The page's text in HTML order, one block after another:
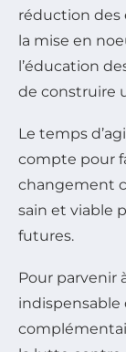
réduction des
la mise en
l’éducation
de construire
Le temps
compte pour
changement
sain et viable
futures.
Pour parvenir
indispensable